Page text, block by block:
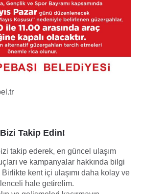
Bizi Takip Edin!
takip ederek, en güncel ulaşım
ve kampanyalar hakkında bilgi
kent içi ulaşımı daha kolay ve
hale getirelim.